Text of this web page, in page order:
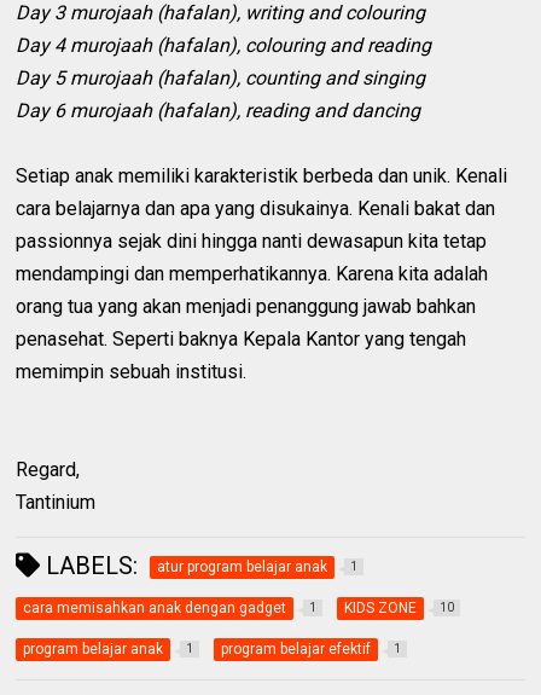
Day 3 murojaah (hafalan), writing and colouring
Day 4 murojaah (hafalan), colouring and reading
Day 5 murojaah (hafalan), counting and singing
Day 6 murojaah (hafalan), reading and dancing
Setiap anak memiliki karakteristik berbeda dan unik. Kenali
cara belajarnya dan apa yang disukainya. Kenali bakat dan
passionnya sejak dini hingga nanti dewasapun kita tetap
mendampingi dan memperhatikannya. Karena kita adalah
orang tua yang akan menjadi penanggung jawab bahkan
penasehat. Seperti baknya Kepala Kantor yang tengah
memimpin sebuah institusi.
Regard,
Tantinium
LABELS: atur program belajar anak 1
cara memisahkan anak dengan gadget 1 KIDS ZONE 10
program belajar anak 1 program belajar efektif 1